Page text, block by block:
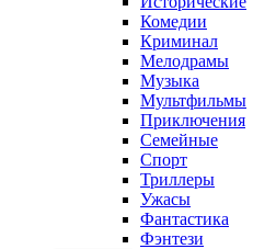
Комедии
Криминал
Мелодрамы
Музыка
Мультфильмы
Приключения
Семейные
Спорт
Триллеры
Ужасы
Фантастика
Фэнтези